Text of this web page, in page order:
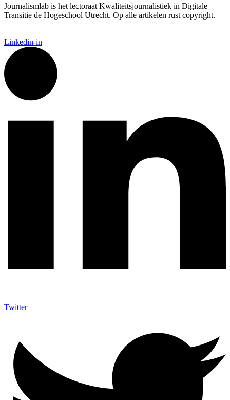
Journalismlab is het lectoraat Kwaliteitsjournalistiek in Digitale
Transitie de Hogeschool Utrecht. Op alle artikelen rust copyright.
Linkedin-in
Twitter